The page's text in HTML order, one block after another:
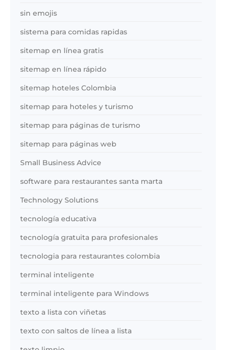
sin emojis
sistema para comidas rapidas
sitemap en línea gratis
sitemap en línea rápido
sitemap hoteles Colombia
sitemap para hoteles y turismo
sitemap para páginas de turismo
sitemap para páginas web
Small Business Advice
software para restaurantes santa marta
Technology Solutions
tecnología educativa
tecnología gratuita para profesionales
tecnologia para restaurantes colombia
terminal inteligente
terminal inteligente para Windows
texto a lista con viñetas
texto con saltos de línea a lista